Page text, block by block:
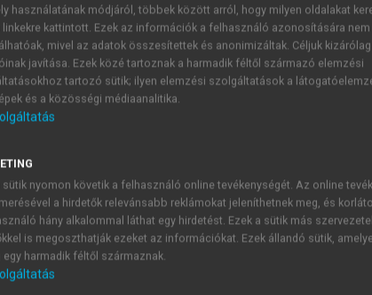
ÚJ FIÓK
1 óra
JELSZÓ
használatának módjáról, többek között arról, hogy milyen oldalakat
linkekre kattintott. Ezek az információk a felhasználó azonosítására nem
mivel az adatok összesítettek és anonimizáltak. Céljuk
javítása. Ezek közé tartoznak a harmadik féltől származó elemzési
tartozó sütik; ilyen elemzési szolgáltatások a
és a közösségi médiaanalitika.
sütik nyomon követik a felhasználó online tevékenységét. Az online
a hirdetők relevánsabb reklámokat jeleníthetnek meg, és
hány alkalommal láthat egy hirdetést. Ezek a sütik más
is megoszthatják ezeket az információkat. Ezek állandó sütik,
egy harmadik féltől származnak.